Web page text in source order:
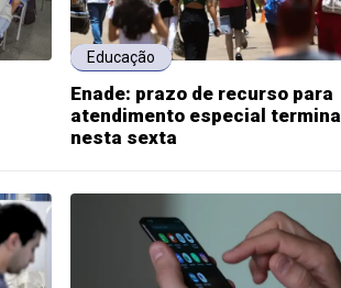
Educação
Enade: prazo de recurso para
atendimento especial termina
nesta sexta